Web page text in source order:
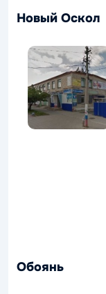
Новый Оскол
Обоянь